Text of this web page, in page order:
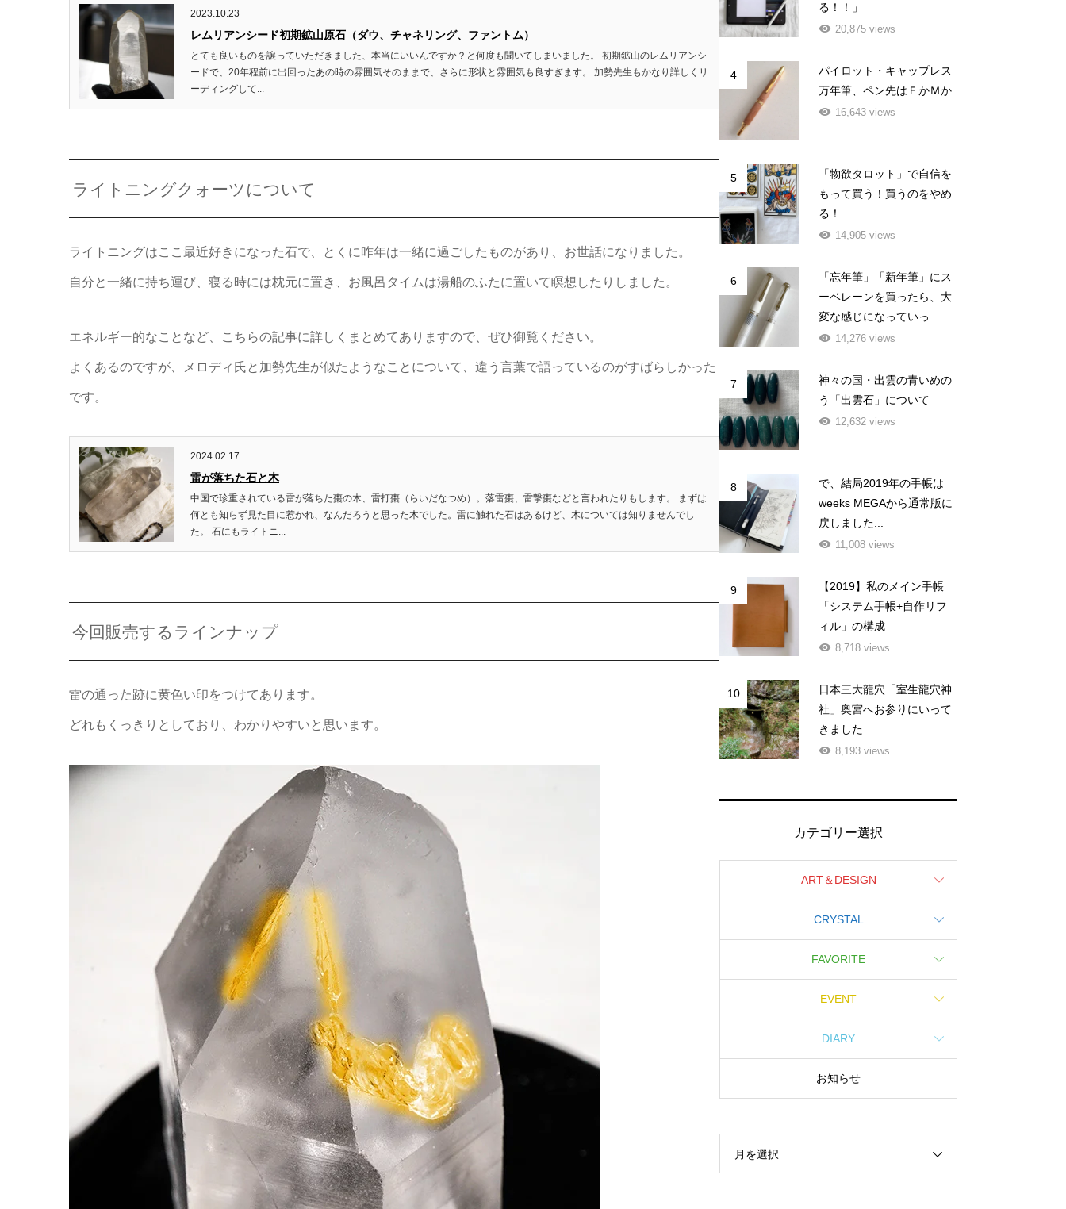
2023.10.23
レムリアンシード初期鉱山原石（ダウ、チャネリング、ファントム）
とても良いものを譲っていただきました、本当にいいんですか？と何度も聞いてしまいました。 初期鉱山のレムリアンシ
ードで、20年程前に出回ったあの時の雰囲気そのままで、さらに形状と雰囲気も良すぎます。 加勢先生もかなり詳しくリ
ーディングして...
ライトニングクォーツについて
ライトニングはここ最近好きになった石で、とくに昨年は一緒に過ごしたものがあり、お世話になりました。
自分と一緒に持ち運び、寝る時には枕元に置き、お風呂タイムは湯船のふたに置いて瞑想したりしました。
エネルギー的なことなど、こちらの記事に詳しくまとめてありますので、ぜひ御覧ください。
よくあるのですが、メロディ氏と加勢先生が似たようなことについて、違う言葉で語っているのがすばらしかった
です。
2024.02.17
雷が落ちた石と木
中国で珍重されている雷が落ちた棗の木、雷打棗（らいだなつめ）。落雷棗、雷撃棗などと言われたりもします。 まずは
何とも知らず見た目に惹かれ、なんだろうと思った木でした。雷に触れた石はあるけど、木については知りませんでし
た。 石にもライトニ...
今回販売するラインナップ
雷の通った跡に黄色い印をつけてあります。
どれもくっきりとしており、わかりやすいと思います。
る！！」
20,875 views
4
パイロット・キャップレス
万年筆、ペン先はＦかＭか
16,643 views
5
「物欲タロット」で自信を
もって買う！買うのをやめ
る！
14,905 views
6
「忘年筆」「新年筆」にス
ーベレーンを買ったら、大
変な感じになっていっ...
14,276 views
7
神々の国・出雲の青いめの
う「出雲石」について
12,632 views
8
で、結局2019年の手帳は
weeks MEGAから通常版に
戻しました...
11,008 views
9
【2019】私のメイン手帳
「システム手帳+自作リフ
ィル」の構成
8,718 views
10
日本三大龍穴「室生龍穴神
社」奥宮へお参りにいって
きました
8,193 views
カテゴリー選択
ART＆DESIGN
CRYSTAL
FAVORITE
EVENT
DIARY
お知らせ
月を選択